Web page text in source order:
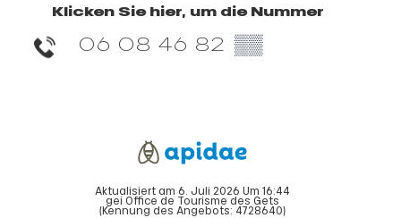
Klicken Sie hier, um die Nummer
06 08 46 82 ▒▒
Aktualisiert am 6. Juli 2026 Um 16:44
gei Office de Tourisme des Gets
(Kennung des Angebots: 4728640)